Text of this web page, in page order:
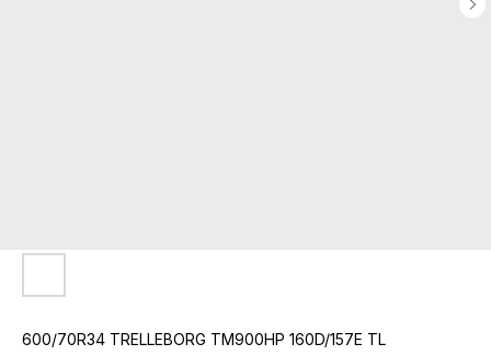
600/70R34 TRELLEBORG TM900HP 160D/157E TL